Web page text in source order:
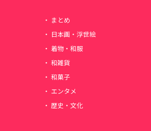
まとめ
日本画・浮世絵
着物・和服
和雑貨
和菓子
エンタメ
歴史・文化